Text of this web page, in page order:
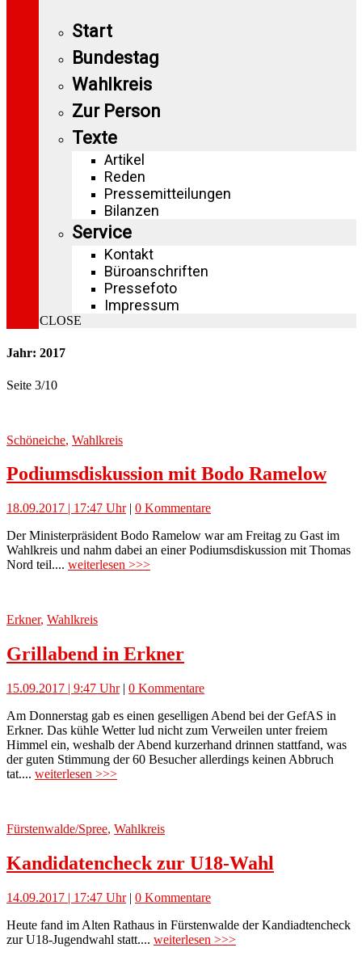
Start
Bundestag
Wahlkreis
Zur Person
Texte
Artikel
Reden
Pressemitteilungen
Bilanzen
Service
Kontakt
Büroanschriften
Pressefoto
Impressum
CLOSE
Jahr: 2017
Seite 3/10
Schöneiche, Wahlkreis
Podiumsdiskussion mit Bodo Ramelow
18.09.2017 | 17:47 Uhr| 0 Kommentare
Der Ministerpräsident Bodo Ramelow war am Freitag zu Gast im
Wahlkreis und nahm dabei an einer Podiumsdiskussion mit Thomas
Nord teil.... weiterlesen >>>
Erkner, Wahlkreis
Grillabend in Erkner
15.09.2017 | 9:47 Uhr| 0 Kommentare
Am Donnerstag gab es einen geselligen Abend bei der GefAS in
Erkner. Das kühle Wetter lud nicht zum Verweilen unter freiem
Himmel ein, weshalb der Abend kurzerhand drinnen stattfand, was
der guten Stimmung der 60 Besucher allerdings keinen Abbruch
tat.... weiterlesen >>>
Fürstenwalde/Spree, Wahlkreis
Kandidatencheck zur U18-Wahl
14.09.2017 | 17:47 Uhr| 0 Kommentare
Heute fand im Alten Rathaus in Fürstenwalde der Kandiadtencheck
zur U18-Jugendwahl statt.... weiterlesen >>>